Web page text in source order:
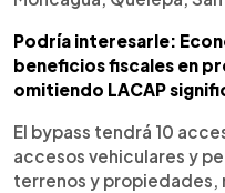
Podría interesarle:
beneficios fiscales en
omitiendo LACAP
El bypass tendrá 10
accesos vehiculares y
terrenos y propiedades,